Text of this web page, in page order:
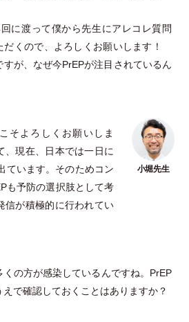
に渡って僕から先生にアレコレ質問
だくので、よろしくお願いします！
すが、なぜ今PrEPが注目されているん
そよろしくお願いしま
現在、日本では一日に
ています。そのためコン
も予防の選択肢として考
信が積極的に行われてい
くの方が感染しているんですね。PrEP
えで確認しておくことはありますか？